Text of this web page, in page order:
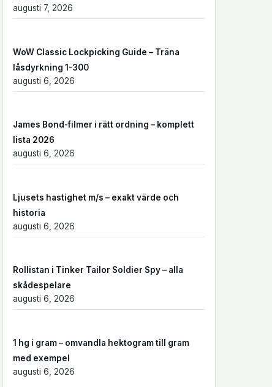
augusti 7, 2026
WoW Classic Lockpicking Guide – Träna
låsdyrkning 1-300
augusti 6, 2026
James Bond-filmer i rätt ordning – komplett
lista 2026
augusti 6, 2026
Ljusets hastighet m/s – exakt värde och
historia
augusti 6, 2026
Rollistan i Tinker Tailor Soldier Spy – alla
skådespelare
augusti 6, 2026
1 hg i gram – omvandla hektogram till gram
med exempel
augusti 6, 2026